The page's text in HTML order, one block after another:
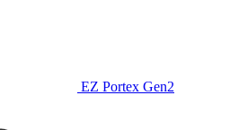
EZ Portex Gen2